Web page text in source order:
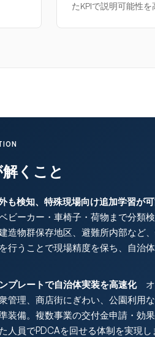
たKPIで説明可能性を
くこと
も検知、特殊現場向け追加学習が
ビーカー・車椅子・荷物まで分類
造物群保存地区、避難所内部など
行うことで現場精度を保ち、自治
プレートで自治体実装を高速化オ
管理、商店街にぎわい、公園利用
装備。複数事業の交付金申請・効
人員でPDCAを回せる体制を実現し